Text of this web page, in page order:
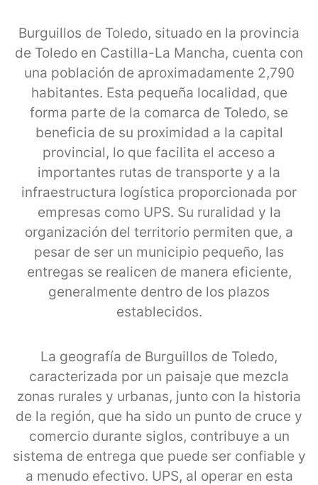
Burguillos de Toledo, situado en la provincia
de Toledo en Castilla-La Mancha, cuenta con
una población de aproximadamente 2,790
habitantes. Esta pequeña localidad, que
forma parte de la comarca de Toledo, se
beneficia de su proximidad a la capital
provincial, lo que facilita el acceso a
importantes rutas de transporte y a la
infraestructura logística proporcionada por
empresas como UPS. Su ruralidad y la
organización del territorio permiten que, a
pesar de ser un municipio pequeño, las
entregas se realicen de manera eficiente,
generalmente dentro de los plazos
establecidos.
La geografía de Burguillos de Toledo,
caracterizada por un paisaje que mezcla
zonas rurales y urbanas, junto con la historia
de la región, que ha sido un punto de cruce y
comercio durante siglos, contribuye a un
sistema de entrega que puede ser confiable y
a menudo efectivo. UPS, al operar en esta